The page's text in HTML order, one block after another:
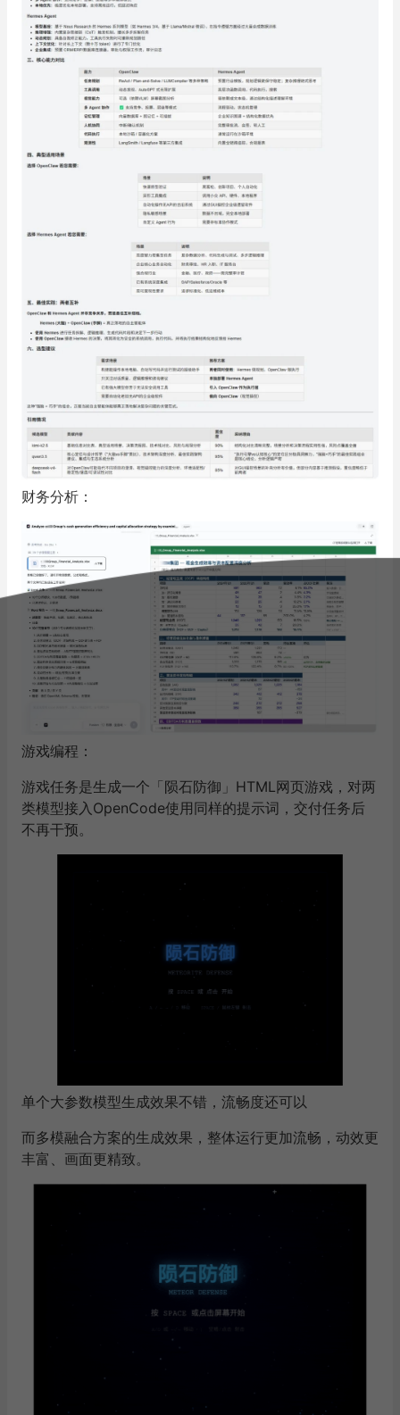
财务分析：
游戏编程：
游戏任务是生成一个「陨石防御」HTML网页游戏，对两
类模型接入OpenCode使用同样的提示词，交付任务后
不再干预。
单个大参数模型生成效果不错，流畅度还可以
而多模融合方案的生成效果，整体运行更加流畅，动效更
丰富、画面更精致。